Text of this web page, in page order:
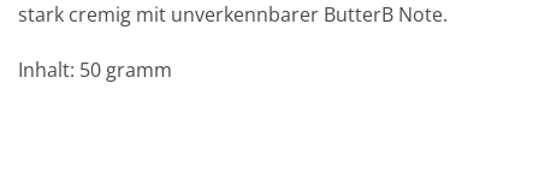
stark cremig mit unverkennbarer ButterB Note.
Inhalt: 50 gramm